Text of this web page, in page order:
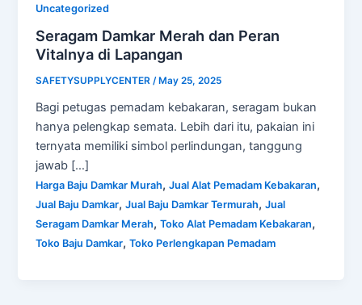
Uncategorized
Seragam Damkar Merah dan Peran
Vitalnya di Lapangan
SAFETYSUPPLYCENTER/ May 25, 2025
Bagi petugas pemadam kebakaran, seragam bukan
hanya pelengkap semata. Lebih dari itu, pakaian ini
ternyata memiliki simbol perlindungan, tanggung
jawab […]
Harga Baju Damkar Murah,Jual Alat Pemadam Kebakaran,
Jual Baju Damkar,Jual Baju Damkar Termurah,Jual
Seragam Damkar Merah,Toko Alat Pemadam Kebakaran,
Toko Baju Damkar,Toko Perlengkapan Pemadam